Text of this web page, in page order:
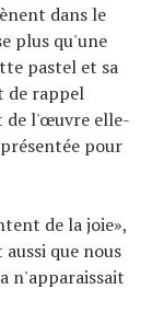
dans le
plus qu'une
pastel et sa
de rappel
de l'œuvre elle-
pour
de la joie»,
que nous
n'apparaissait